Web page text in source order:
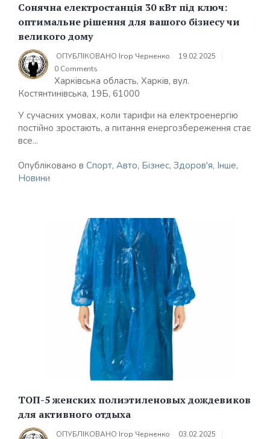
Сонячна електростанція 30 кВт під ключ:
оптимальне рішення для вашого бізнесу чи
великого дому
ОПУБЛІКОВАНО Ігор Черненко
19.02.2025
0 Comments
Харківська область, Харків, вул.
Костянтинівська, 19Б, 61000
У сучасних умовах, коли тарифи на електроенергію
постійно зростають, а питання енергозбереження стає
все...
Опубліковано в Спорт, Авто, Бізнес, Здоров'я, Інше,
Новини
ТОП-5 женских полиэтиленовых дождевиков
для активного отдыха
ОПУБЛІКОВАНО Ігор Черненко 03.02.2025